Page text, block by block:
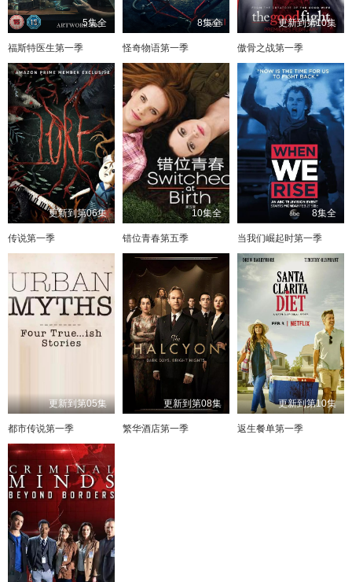
5集全
福斯特医生第一季
8集全
怪奇物语第一季
更新到第10集
傲骨之战第一季
更新到第06集
传说第一季
10集全
错位青春第五季
8集全
当我们崛起时第一季
更新到第05集
都市传说第一季
更新到第08集
繁华酒店第一季
更新到第10集
返生餐单第一季